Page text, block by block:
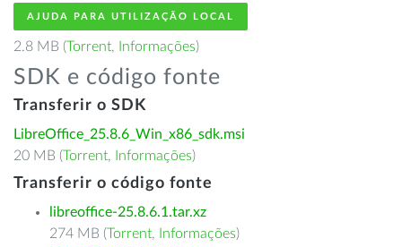
AJUDA PARA UTILIZAÇÃO LOCAL
2.8 MB (Torrent, Informações)
SDK e código fonte
Transferir o SDK
LibreOffice_25.8.6_Win_x86_sdk.msi
20 MB (Torrent, Informações)
Transferir o código fonte
libreoffice-25.8.6.1.tar.xz
274 MB (Torrent, Informações)